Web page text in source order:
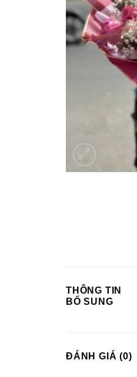
THÔNG TIN
BỔ SUNG
ĐÁNH GIÁ (0)